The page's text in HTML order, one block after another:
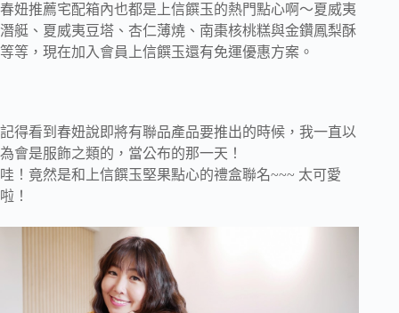
春妞推薦宅配箱內也都是上信饌玉的熱門點心啊～夏威夷
潛艇、夏威夷豆塔、杏仁薄燒、南棗核桃糕與金鑽鳳梨酥
等等，現在加入會員上信饌玉還有免運優惠方案。
記得看到春妞說即將有聯品產品要推出的時候，我一直以
為會是服飾之類的，當公布的那一天！
哇！竟然是和上信饌玉堅果點心的禮盒聯名~~~ 太可愛
啦！